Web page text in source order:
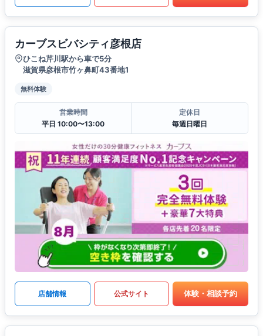
カーブスビバシティ彦根店
ひこね芹川駅から車で5分
滋賀県彦根市竹ヶ鼻町43番地1
無料体験
営業時間
平日 10:00〜13:00
定休日
毎週日曜日
店舗情報 公式サイト 体験・相談予約